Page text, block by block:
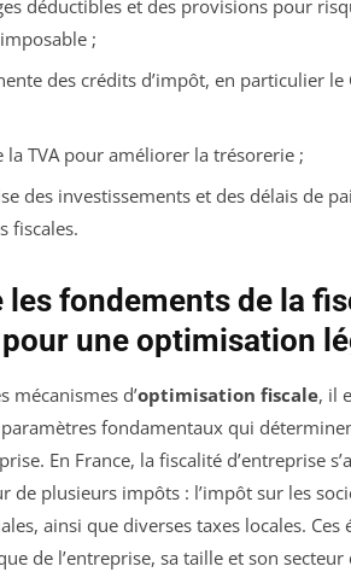
déductibles et des provisions pour
;
des crédits d’impôt, en particulier le
la TVA pour améliorer la trésorerie ;
des investissements et des délais de
fiscales.
les fondements de la
pour une optimisation
mécanismes d’optimisation fiscale, il
fondamentaux qui
En France, la fiscalité d’entreprise
plusieurs impôts : l’impôt sur les
ainsi que diverses taxes locales. Ces
de l’entreprise, sa taille et son secteur